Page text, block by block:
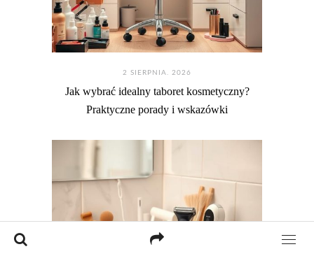
2 SIERPNIA. 2026
Jak wybrać idealny taboret kosmetyczny?
Praktyczne porady i wskazówki